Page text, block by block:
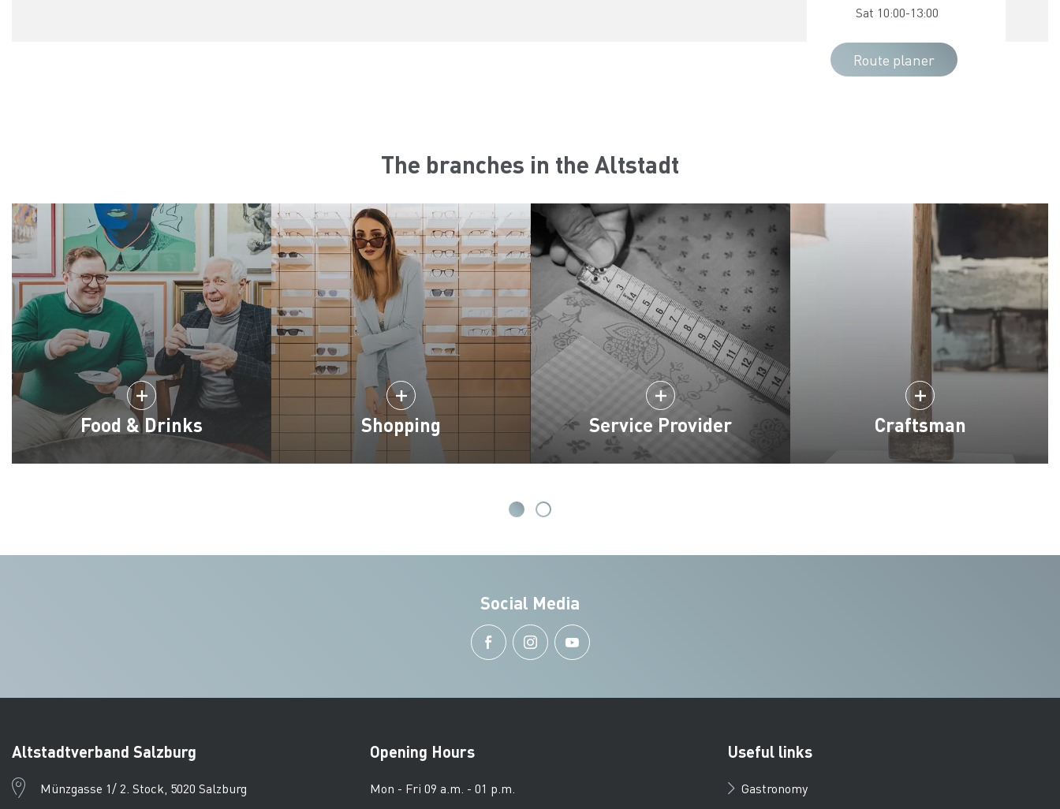
Sat 10:00-13:00
Route planer
The branches in the Altstadt
Food & Drinks Shopping Service Provider Craftsman
Social Media
Altstadtverband Salzburg
Münzgasse 1/ 2. Stock, 5020 Salzburg
Opening Hours
Mon - Fri 09 a.m. - 01 p.m.
Useful links
Gastronomy